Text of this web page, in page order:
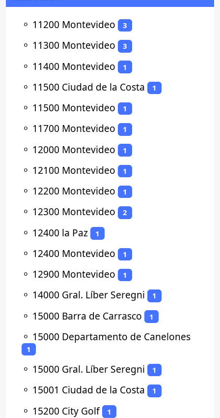
⚬ 11200 Montevideo 3
⚬ 11300 Montevideo 3
⚬ 11400 Montevideo 1
⚬ 11500 Ciudad de la Costa 1
⚬ 11500 Montevideo 1
⚬ 11700 Montevideo 1
⚬ 12000 Montevideo 1
⚬ 12100 Montevideo 1
⚬ 12200 Montevideo 1
⚬ 12300 Montevideo 2
⚬ 12400 la Paz 1
⚬ 12400 Montevideo 1
⚬ 12900 Montevideo 1
⚬ 14000 Gral. Líber Seregni 1
⚬ 15000 Barra de Carrasco 1
⚬ 15000 Departamento de Canelones
1
⚬ 15000 Gral. Líber Seregni 1
⚬ 15001 Ciudad de la Costa 1
⚬ 15200 City Golf 1